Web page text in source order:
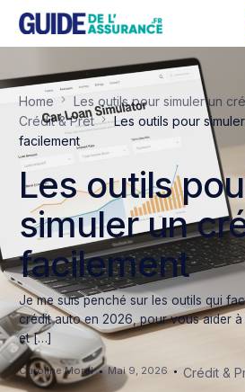
Home
Les outils pour simuler un
Crédit & Prêt
Les outils pour
facilement
Les outils
simuler un
facilement
Je me suis penché sur les outils qui
crédit auto en 2026, pour vous aider
et […]
Caroline Morel Mai 9, 2026 Crédit &